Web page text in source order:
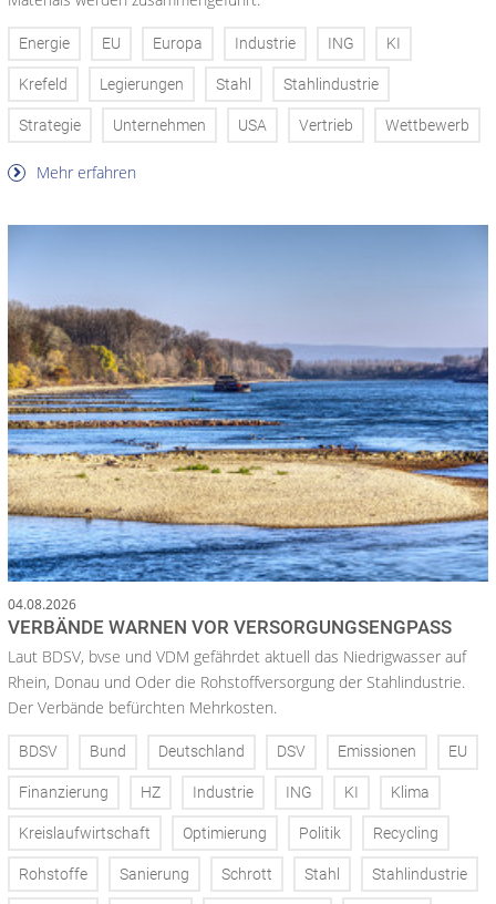
Energie EU Europa Industrie ING KI
Krefeld Legierungen Stahl Stahlindustrie
Strategie Unternehmen USA Vertrieb Wettbewerb
Mehr erfahren
04.08.2026
VERBÄNDE WARNEN VOR VERSORGUNGSENGPASS
Laut BDSV, bvse und VDM gefährdet aktuell das Niedrigwasser auf
Rhein, Donau und Oder die Rohstoffversorgung der Stahlindustrie.
Der Verbände befürchten Mehrkosten.
BDSV Bund Deutschland DSV Emissionen EU
Finanzierung HZ Industrie ING KI Klima
Kreislaufwirtschaft Optimierung Politik Recycling
Rohstoffe Sanierung Schrott Stahl Stahlindustrie